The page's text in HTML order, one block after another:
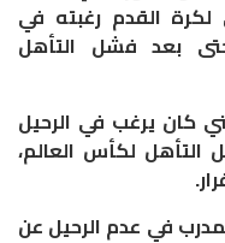
لكرة القدم رغبته في
بعد فشل التأهل
كان يرغب في الرحيل
التأهل لكأس العالم،
في عدم الرحيل عن